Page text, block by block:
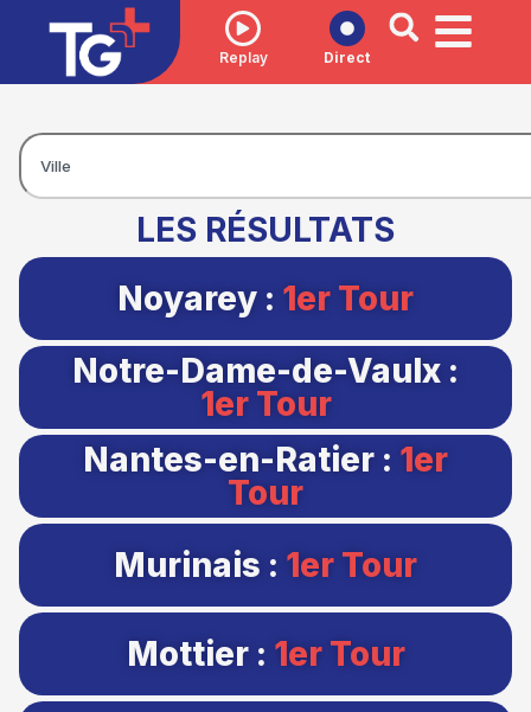
Replay Direct
LES RÉSULTATS
Noyarey : 1er Tour
Notre-Dame-de-Vaulx :
1er Tour
Nantes-en-Ratier : 1er
Tour
Murinais : 1er Tour
Mottier : 1er Tour